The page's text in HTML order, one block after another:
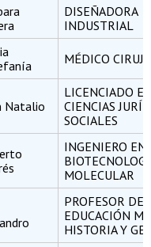
DISEÑADORA
INDUSTRIAL
MÉDICO
Natalio
LICENCIADO
CIENCIAS
SOCIALES
INGENIERO EN
MOLECULAR
PROFESOR DE
EDUCACIÓN
HISTORIA Y